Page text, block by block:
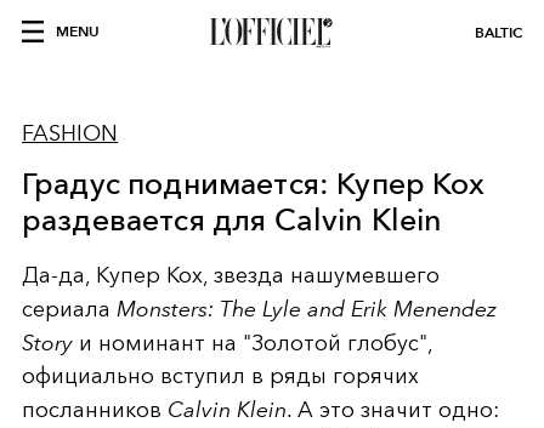
MENU BALTIC
FASHION
Градус поднимается: Купер Кох
раздевается для Calvin Klein
Да-да, Купер Кох, звезда нашумевшего
сериала Monsters: The Lyle and Erik Menendez
Story и номинант на "Золотой глобус",
официально вступил в ряды горячих
посланников Calvin Klein. А это значит одно: